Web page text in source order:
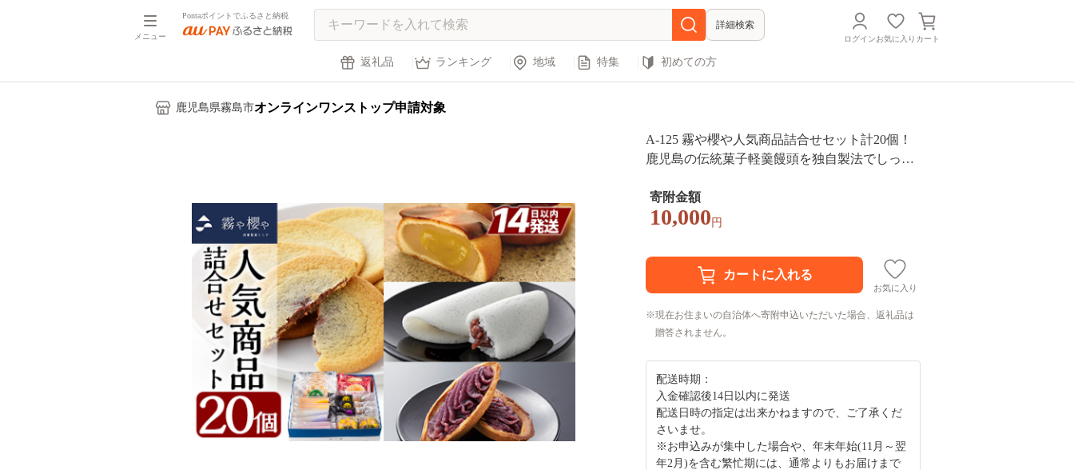
メニュー
Pontaポイントでふるさと納税
詳細検索
ログインお気に入り カート
返礼品 ランキング 地域 特集 初めての方
鹿児島県霧島市オンラインワンストップ申請対象
A-125 霧や櫻や人気商品詰合せセット計20個！
鹿児島の伝統菓子軽羹饅頭を独自製法でしっと
ナルスイーツ5種詰め合わせ【徳重製菓とらや】
寄附金額
10,000 円
お気に入り
現在お住まいの自治体へ寄附申込いただいた場合、返礼品は
贈答されません。
配送時期：
入金確認後14日以内に発送
配送日時の指定は出来かねますので、ご了承くだ
さいませ。
※お申込みが集中した場合や、年末年始(11月～翌
年2月)を含む繁忙期には、通常よりもお届けまで